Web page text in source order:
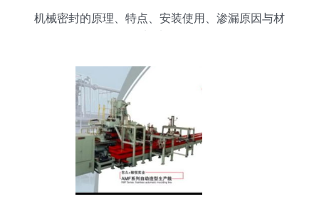
机械密封的原理、特点、安装使用、渗漏原因与材